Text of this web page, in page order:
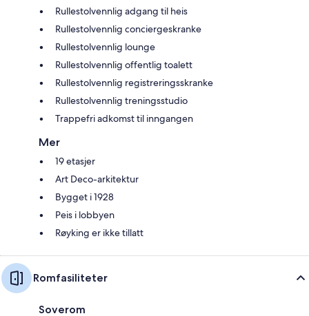
Rullestolvennlig adgang til heis
Rullestolvennlig conciergeskranke
Rullestolvennlig lounge
Rullestolvennlig offentlig toalett
Rullestolvennlig registreringsskranke
Rullestolvennlig treningsstudio
Trappefri adkomst til inngangen
Mer
19 etasjer
Art Deco-arkitektur
Bygget i 1928
Peis i lobbyen
Røyking er ikke tillatt
Romfasiliteter
Soverom